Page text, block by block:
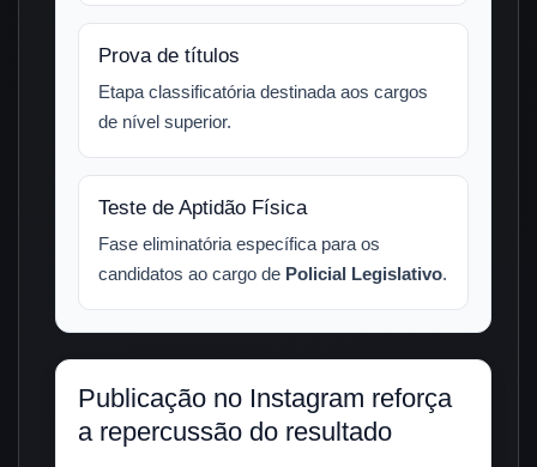
Prova de títulos
Etapa classificatória destinada aos cargos
de nível superior.
Teste de Aptidão Física
Fase eliminatória específica para os
candidatos ao cargo de Policial Legislativo.
Publicação no Instagram reforça
a repercussão do resultado